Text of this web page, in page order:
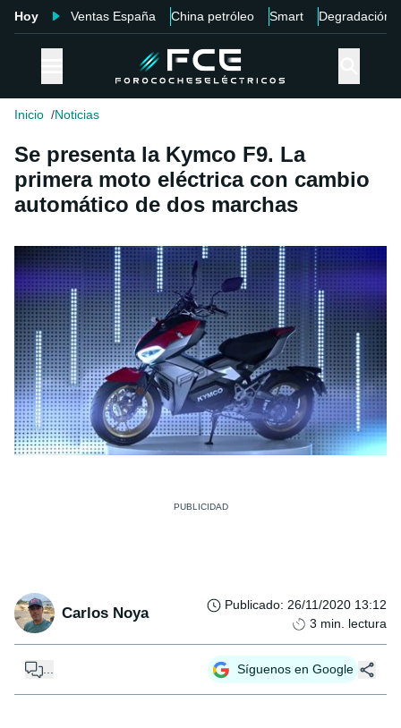
Hoy Ventas España China petróleo Smart Degradación
Inicio Noticias
Se presenta la Kymco F9. La
primera moto eléctrica con cambio
automático de dos marchas
Carlos Noya Publicado: 26/11/2020 13:12
3 min. lectura
... Síguenos en Google